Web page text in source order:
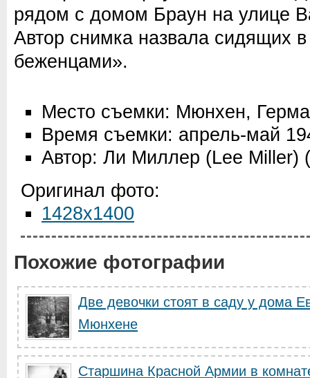
рядом с домом Браун на улице
Автор снимка назвала сидящих
беженцами».
Место съемки: Мюнхен,
Время съемки: апрель-май
Автор: Ли Миллер (Lee Miller) (
Оригинал фото:
1428x1400
Похожие фотографии
Две девочки стоят в саду у дома
Мюнхене
Старшина Красной Армии в